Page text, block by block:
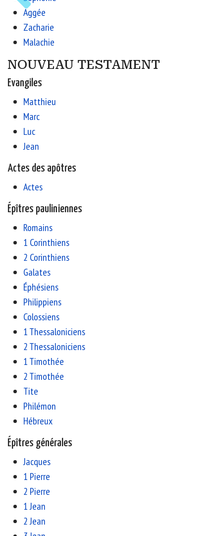
Aggée
Zacharie
Malachie
NOUVEAU TESTAMENT
Evangiles
Matthieu
Marc
Luc
Jean
Actes des apôtres
Actes
Épîtres pauliniennes
Romains
1 Corinthiens
2 Corinthiens
Galates
Éphésiens
Philippiens
Colossiens
1 Thessaloniciens
2 Thessaloniciens
1 Timothée
2 Timothée
Tite
Philémon
Hébreux
Épîtres générales
Jacques
1 Pierre
2 Pierre
1 Jean
2 Jean